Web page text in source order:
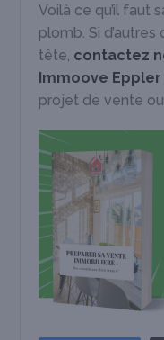
Voilà ce qu’il faut
plomb. Si
tête, contactez
Immoove Eppler
projet de vente